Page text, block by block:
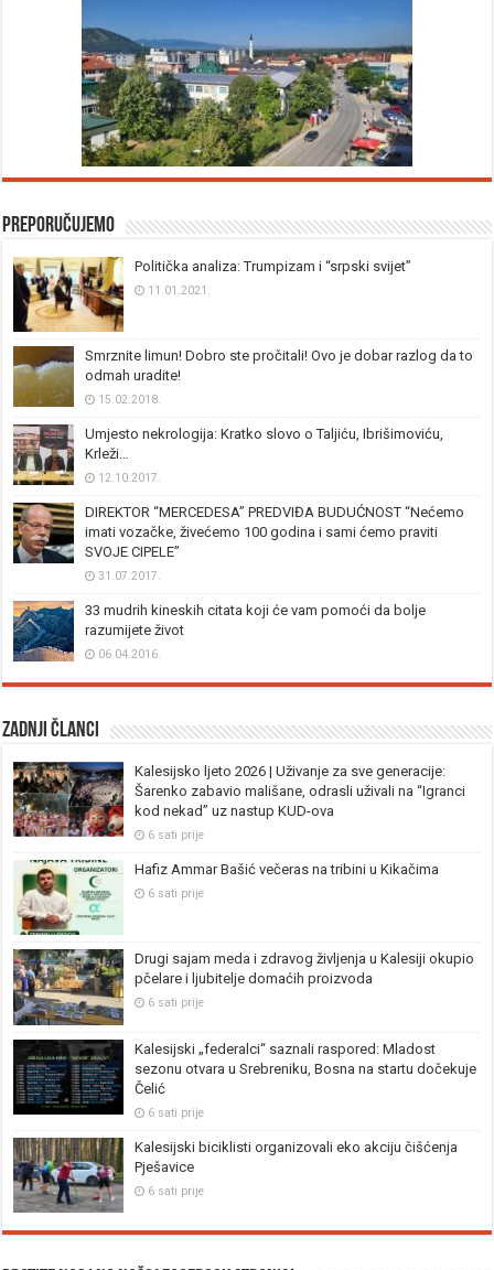
Preporučujemo
Politička analiza: Trumpizam i “srpski svijet”
11.01.2021.
Smrznite limun! Dobro ste pročitali! Ovo je dobar razlog da to
odmah uradite!
15.02.2018.
Umjesto nekrologija: Kratko slovo o Taljiću, Ibrišimoviću,
Krleži…
12.10.2017.
DIREKTOR “MERCEDESA” PREDVIĐA BUDUĆNOST “Nećemo
imati vozačke, živećemo 100 godina i sami ćemo praviti
SVOJE CIPELE”
31.07.2017.
33 mudrih kineskih citata koji će vam pomoći da bolje
razumijete život
06.04.2016.
Zadnji članci
Kalesijsko ljeto 2026 | Uživanje za sve generacije:
Šarenko zabavio mališane, odrasli uživali na “Igranci
kod nekad” uz nastup KUD-ova
6 sati prije
Hafiz Ammar Bašić večeras na tribini u Kikačima
6 sati prije
Drugi sajam meda i zdravog življenja u Kalesiji okupio
pčelare i ljubitelje domaćih proizvoda
6 sati prije
Kalesijski „federalci“ saznali raspored: Mladost
sezonu otvara u Srebreniku, Bosna na startu dočekuje
Čelić
6 sati prije
Kalesijski biciklisti organizovali eko akciju čišćenja
Pješavice
6 sati prije